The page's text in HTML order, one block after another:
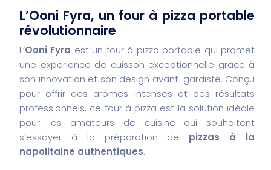
L’Ooni Fyra, un four à pizza portable
révolutionnaire
L’Ooni Fyra est un four à pizza portable qui promet
une expérience de cuisson exceptionnelle grâce à
son innovation et son design avant-gardiste. Conçu
pour offrir des arômes intenses et des résultats
professionnels, ce four à pizza est la solution idéale
pour les amateurs de cuisine qui souhaitent
s’essayer à la préparation de pizzas à la
napolitaine authentiques.